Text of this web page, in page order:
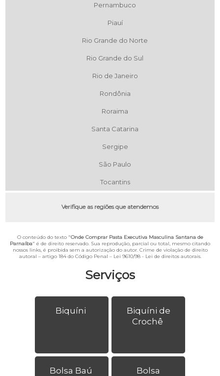
Serviços
Biquíni
Biquíni de
Crochê
Bolsa Baú Bolsa
Pernambuco
Piauí
Rio Grande do Norte
Rio Grande do Sul
Rio de Janeiro
Rondônia
Roraima
Santa Catarina
Sergipe
São Paulo
Tocantins
Verifique as regiões que atendemos
O conteúdo do texto "Onde Comprar Pasta Executiva Masculina Santana de
Parnaíba" é de direito reservado. Sua reprodução, parcial ou total, mesmo citando
nossos links, é proibida sem a autorização do autor. Crime de violação de direito
autoral – artigo 184 do Código Penal – Lei 9610/98 - Lei de direitos autorais.